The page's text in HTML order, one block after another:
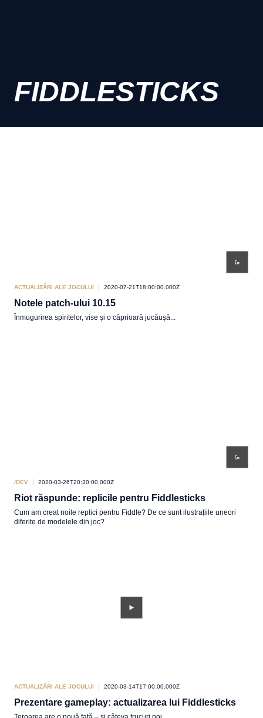
FIDDLESTICKS
ACTUALIZĂRI ALE JOCULUI 2020-07-21T18:00:00.000Z
Notele patch-ului 10.15
Înmugurirea spiritelor, vise și o căprioară jucăușă...
/DEV 2020-03-26T20:30:00.000Z
Riot răspunde: replicile pentru Fiddlesticks
Cum am creat noile replici pentru Fiddle? De ce sunt ilustrațiile uneori
diferite de modelele din joc?
ACTUALIZĂRI ALE JOCULUI 2020-03-14T17:00:00.000Z
Prezentare gameplay: actualizarea lui Fiddlesticks